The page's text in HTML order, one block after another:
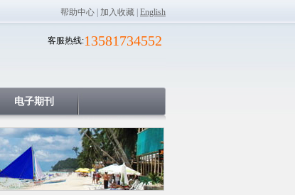
帮助中心 加入收藏 English
13581734552
客服热线:
电子期刊